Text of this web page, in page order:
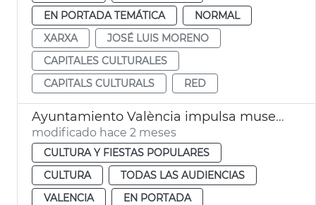
EN PORTADA TEMÁTICA
NORMAL
XARXA
JOSÉ LUIS MORENO
CAPITALES CULTURALES
CAPITALS CULTURALS
RED
Ayuntamiento València impulsa museo cómic aire libre
modificado hace 2 meses
CULTURA Y FIESTAS POPULARES
CULTURA
TODAS LAS AUDIENCIAS
VALENCIA
EN PORTADA